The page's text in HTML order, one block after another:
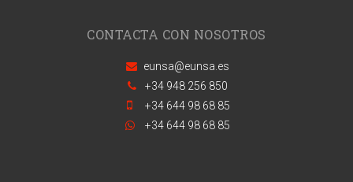
CONTACTA CON NOSOTROS
eunsa@eunsa.es
+34 948 256 850
+34 644 98 68 85
+34 644 98 68 85